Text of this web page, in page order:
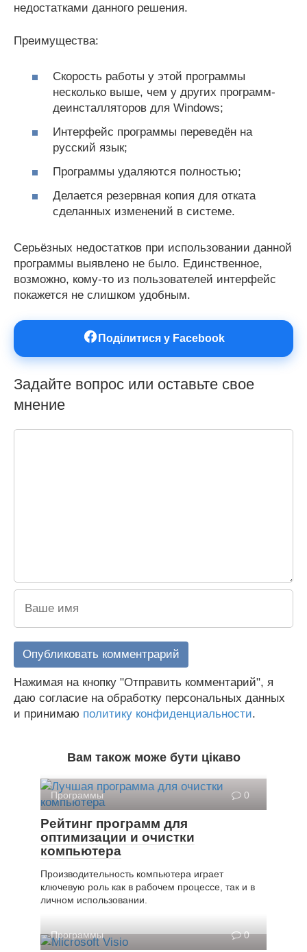
недостатками данного решения.
Преимущества:
Скорость работы у этой программы
несколько выше, чем у других программ-
деинсталляторов для Windows;
Интерфейс программы переведён на
русский язык;
Программы удаляются полностью;
Делается резервная копия для отката
сделанных изменений в системе.
Серьёзных недостатков при использовании данной
программы выявлено не было. Единственное,
возможно, кому-то из пользователей интерфейс
покажется не слишком удобным.
Поділитися у Facebook
Задайте вопрос или оставьте свое
мнение
Нажимая на кнопку "Отправить комментарий", я
даю согласие на обработку персональных данных
и принимаю политику конфиденциальности.
Вам також може бути цікаво
Программы 0
Рейтинг программ для
оптимизации и очистки
компьютера
Производительность компьютера играет
ключевую роль как в рабочем процессе, так и в
личном использовании.
Программы 0